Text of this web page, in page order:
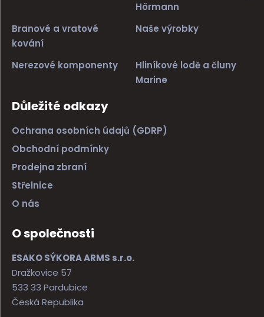
Hörmann
Branové a vratové
kování
Naše výrobky
Nerezové komponenty
Hliníkové lodě a čluny
Marine
Důležité odkazy
Ochrana osobních údajů (GDRP)
Obchodní podmínky
Prodejna zbraní
Střelnice
O nás
O společnosti
ESAKO SÝKORA ARMS s.r.o.
Dražkovice 57
533 33 Pardubice
Česká Republika